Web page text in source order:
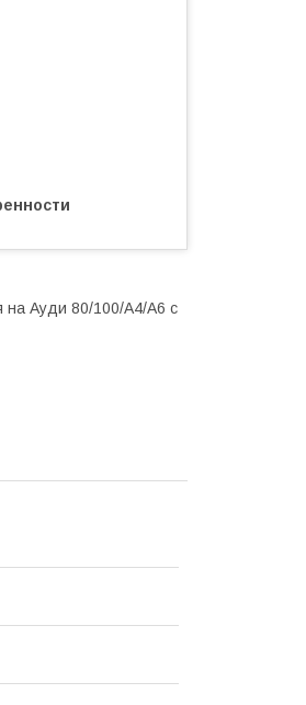
на Ауди 80/100/А4/А6 с